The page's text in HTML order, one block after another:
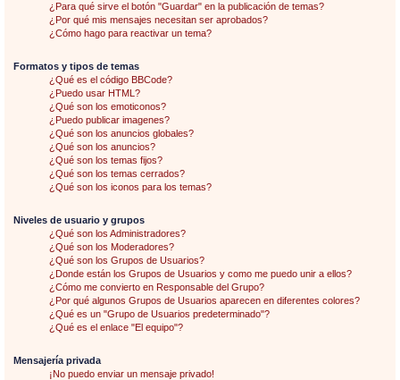
¿Para qué sirve el botón "Guardar" en la publicación de temas?
¿Por qué mis mensajes necesitan ser aprobados?
¿Cómo hago para reactivar un tema?
Formatos y tipos de temas
¿Qué es el código BBCode?
¿Puedo usar HTML?
¿Qué son los emoticonos?
¿Puedo publicar imagenes?
¿Qué son los anuncios globales?
¿Qué son los anuncios?
¿Qué son los temas fijos?
¿Qué son los temas cerrados?
¿Qué son los iconos para los temas?
Niveles de usuario y grupos
¿Qué son los Administradores?
¿Qué son los Moderadores?
¿Qué son los Grupos de Usuarios?
¿Donde están los Grupos de Usuarios y como me puedo unir a ellos?
¿Cómo me convierto en Responsable del Grupo?
¿Por qué algunos Grupos de Usuarios aparecen en diferentes colores?
¿Qué es un "Grupo de Usuarios predeterminado"?
¿Qué es el enlace "El equipo"?
Mensajería privada
¡No puedo enviar un mensaje privado!